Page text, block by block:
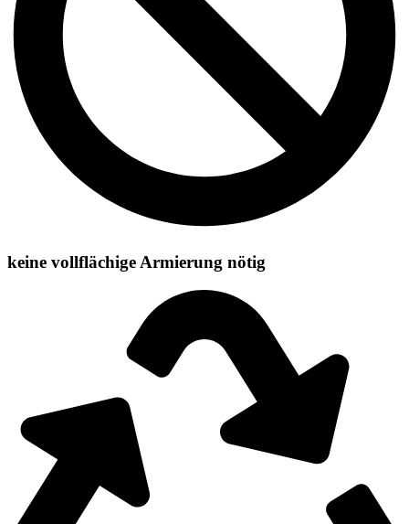
keine vollflächige Armierung nötig